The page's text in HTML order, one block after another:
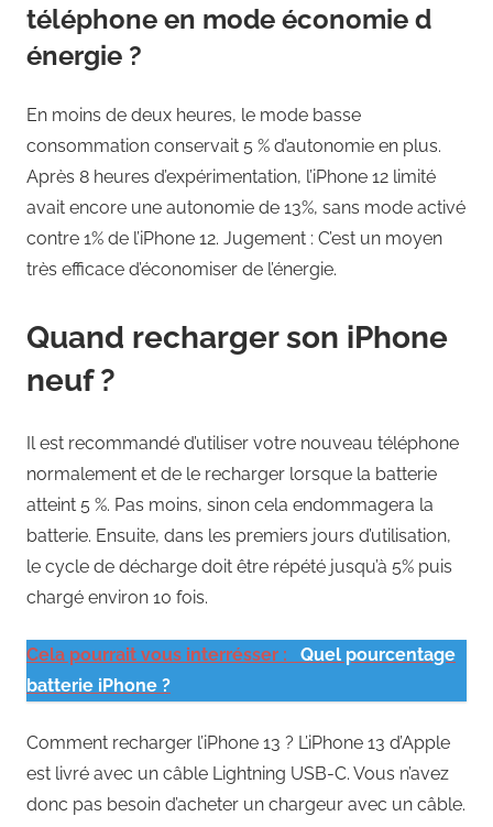
téléphone en mode économie d
énergie ?
En moins de deux heures, le mode basse
consommation conservait 5 % d’autonomie en plus.
Après 8 heures d’expérimentation, l’iPhone 12 limité
avait encore une autonomie de 13%, sans mode activé
contre 1% de l’iPhone 12. Jugement : C’est un moyen
très efficace d’économiser de l’énergie.
Quand recharger son iPhone
neuf ?
Il est recommandé d’utiliser votre nouveau téléphone
normalement et de le recharger lorsque la batterie
atteint 5 %. Pas moins, sinon cela endommagera la
batterie. Ensuite, dans les premiers jours d’utilisation,
le cycle de décharge doit être répété jusqu’à 5% puis
chargé environ 10 fois.
Cela pourrait vous interrésser :
Quel pourcentage
batterie iPhone ?
Comment recharger l’iPhone 13 ? L’iPhone 13 d’Apple
est livré avec un câble Lightning USB-C. Vous n’avez
donc pas besoin d’acheter un chargeur avec un câble.